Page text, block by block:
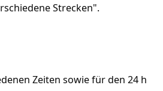
Strecken".
Zeiten sowie für den 24 h